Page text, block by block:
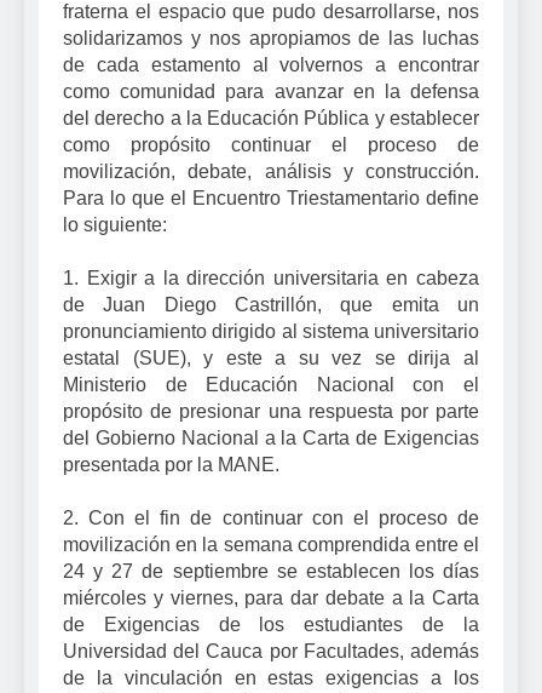
fraterna el espacio que pudo desarrollarse, nos
solidarizamos y nos apropiamos de las luchas
de cada estamento al volvernos a encontrar
como comunidad para avanzar en la defensa
del derecho a la Educación Pública y establecer
como propósito continuar el proceso de
movilización, debate, análisis y construcción.
Para lo que el Encuentro Triestamentario define
lo siguiente:
1. Exigir a la dirección universitaria en cabeza
de Juan Diego Castrillón, que emita un
pronunciamiento dirigido al sistema universitario
estatal (SUE), y este a su vez se dirija al
Ministerio de Educación Nacional con el
propósito de presionar una respuesta por parte
del Gobierno Nacional a la Carta de Exigencias
presentada por la MANE.
2. Con el fin de continuar con el proceso de
movilización en la semana comprendida entre el
24 y 27 de septiembre se establecen los días
miércoles y viernes, para dar debate a la Carta
de Exigencias de los estudiantes de la
Universidad del Cauca por Facultades, además
de la vinculación en estas exigencias a los